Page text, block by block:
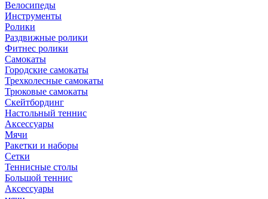
Велосипеды
Инструменты
Ролики
Раздвижные ролики
Фитнес ролики
Самокаты
Городские самокаты
Трехколесные самокаты
Трюковые самокаты
Скейтбординг
Настольный теннис
Аксессуары
Мячи
Ракетки и наборы
Сетки
Теннисные столы
Большой теннис
Аксессуары